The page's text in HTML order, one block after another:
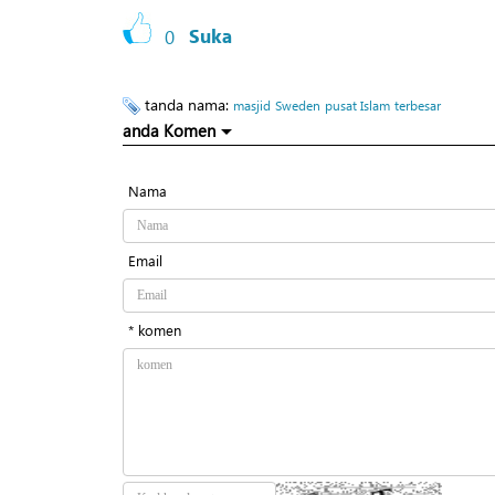
0 Suka
tanda nama: masjid Sweden pusat Islam terbesar
anda Komen
Nama
Email
* komen